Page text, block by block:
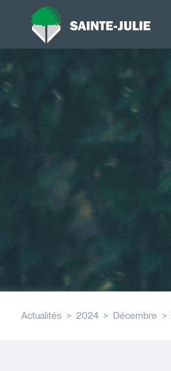
Actualités 2024 Décembre